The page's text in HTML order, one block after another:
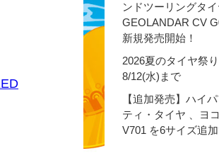
ンドツーリングタ
GEOLANDAR CV
新規発売開始！
2026夏のタイヤ祭
8/12(水)まで
【追加発売】ハイ
ティ・タイヤ 、ヨ
V701 を6サイズ追